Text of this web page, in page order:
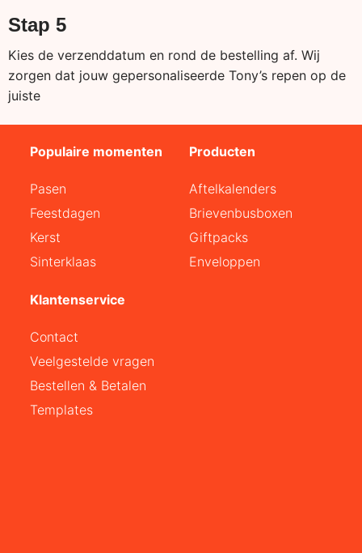
Stap 5
Kies de verzenddatum en rond de bestelling af. Wij
zorgen dat jouw gepersonaliseerde Tony’s repen op de
juiste
Populaire momenten
Pasen
Feestdagen
Kerst
Sinterklaas
Producten
Aftelkalenders
Brievenbusboxen
Giftpacks
Enveloppen
Klantenservice
Contact
Veelgestelde vragen
Bestellen & Betalen
Templates